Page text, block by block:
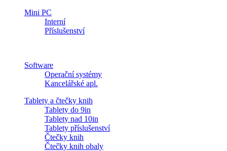
Mini PC
Interní
Příslušenství
Software
Operační systémy
Kancelářské apl.
Tablety a čtečky knih
Tablety do 9in
Tablety nad 10in
Tablety příslušenství
Čtečky knih
Čtečky knih obaly